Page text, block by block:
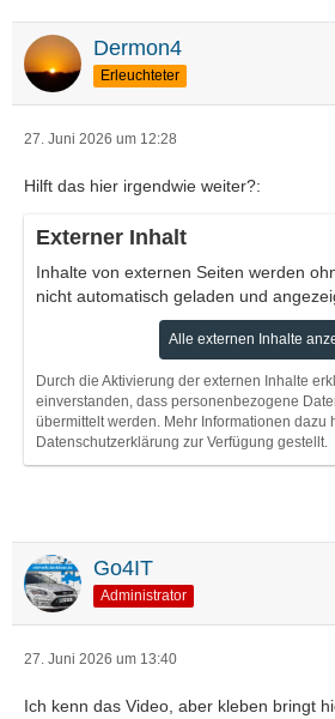
Dermon4
Erleuchteter
27. Juni 2026 um 12:28
Hilft das hier irgendwie weiter?:
Externer Inhalt
Inhalte von externen Seiten werden
nicht automatisch geladen und
Alle externen Inhalte
Durch die Aktivierung der externen Inhalte
einverstanden, dass personenbezogene
übermittelt werden. Mehr Informationen dazu
Datenschutzerklärung zur Verfügung gestellt.
Go4IT
Administrator
27. Juni 2026 um 13:40
Ich kenn das Video, aber kleben bringt